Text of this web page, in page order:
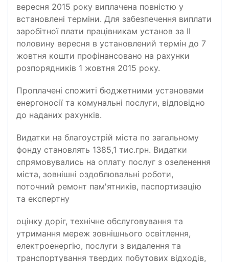
вересня 2015 року виплачена повністю у
встановлені терміни. Для забезпечення виплати
заробітної плати працівникам установ за ІІ
половину вересня в установлений термін до 7
жовтня кошти профінансовано на рахунки
розпорядників 1 жовтня 2015 року.
Проплачені спожиті бюджетними установами
енергоносії та комунальні послуги, відповідно
до наданих рахунків.
Видатки на благоустрій міста по загальному
фонду становлять 1385,1 тис.грн. Видатки
спрямовувались на оплату послуг з озеленення
міста, зовнішні оздоблювальні роботи,
поточний ремонт пам'ятників, паспортизацію
та експертну
оцінку доріг, технічне обслуговування та
утримання мереж зовнішнього освітлення,
електроенергію, послуги з видалення та
транспортування твердих побутових відходів,